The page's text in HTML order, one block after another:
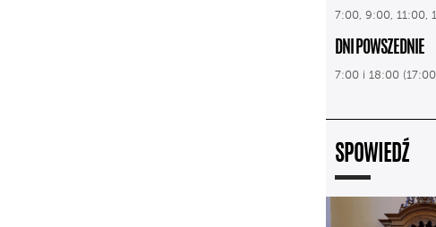
7:00, 9:00, 11:00,
DNI POWSZEDNIE
7:00 i 18:00
SPOWIEDŹ